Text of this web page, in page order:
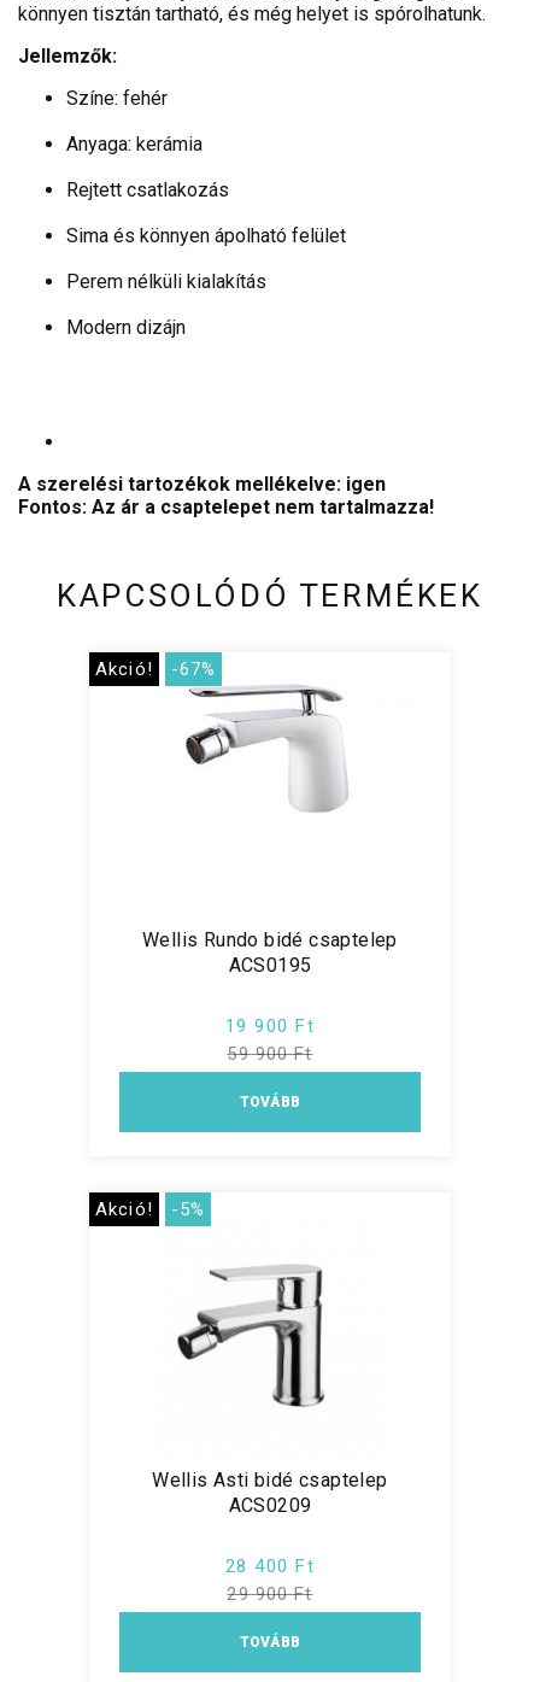
könnyen tisztán tartható, és még helyet is spórolhatunk.
Jellemzők:
Színe: fehér
Anyaga: kerámia
Rejtett csatlakozás
Sima és könnyen ápolható felület
Perem nélküli kialakítás
Modern dizájn
A szerelési tartozékok mellékelve: igen
Fontos: Az ár a csaptelepet nem tartalmazza!
KAPCSOLÓDÓ TERMÉKEK
Akció! -67%
Wellis Rundo bidé csaptelep
ACS0195
19 900 Ft
59 900 Ft
TOVÁBB
Akció! -5%
Wellis Asti bidé csaptelep
ACS0209
28 400 Ft
29 900 Ft
TOVÁBB